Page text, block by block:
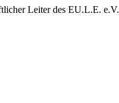
Leiter des EU.L.E. e.V.